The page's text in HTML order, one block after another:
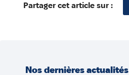
Partager cet article sur :
Nos dernières actualités